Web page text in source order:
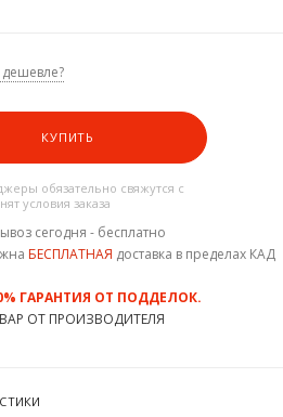
КУПИТЬ
обязательно свяжутся с
условия заказа
сегодня - бесплатно
БЕСПЛАТНАЯ доставка в пределах КАД
ГАРАНТИЯ ОТ ПОДДЕЛОК.
ОТ ПРОИЗВОДИТЕЛЯ